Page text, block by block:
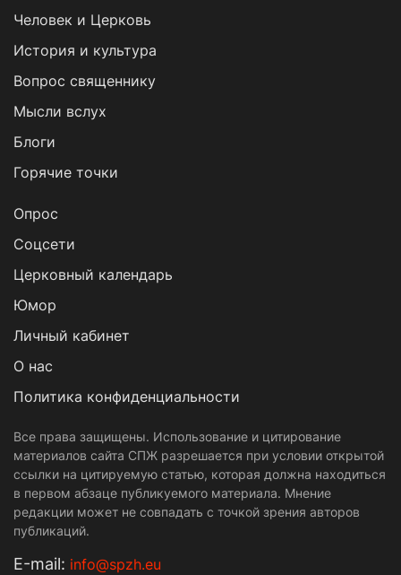
Человек и Церковь
История и культура
Вопрос священнику
Мысли вслух
Блоги
Горячие точки
Опрос
Cоцсети
Церковный календарь
Юмор
Личный кабинет
О нас
Политика конфиденциальности
Все права защищены. Использование и цитирование
материалов сайта СПЖ разрешается при условии открытой
ссылки на цитируемую статью, которая должна находиться
в первом абзаце публикуемого материала. Мнение
редакции может не совпадать с точкой зрения авторов
публикаций.
Е-mail: info@spzh.eu